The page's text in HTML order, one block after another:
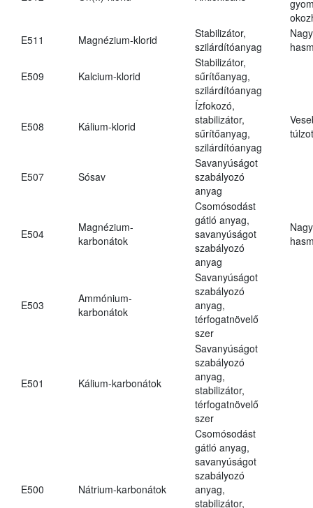
E511
Magnézium-klorid
Stabilizátor,
szilárdítóanyag
E509 Kalcium-klorid
Stabilizátor,
sűrítőanyag,
szilárdítóanyag
E508 Kálium-klorid
Ízfokozó,
stabilizátor,
sűrítőanyag,
szilárdítóanyag
E507 Sósav
Savanyúságot
szabályozó
anyag
E504
Magnézium-
karbonátok
Csomósodást
gátló anyag,
savanyúságot
szabályozó
anyag
E503
Ammónium-
karbonátok
Savanyúságot
szabályozó
anyag,
térfogatnövelő
szer
E501 Kálium-karbonátok
Savanyúságot
szabályozó
anyag,
stabilizátor,
térfogatnövelő
szer
E500 Nátrium-karbonátok
Csomósodást
gátló anyag,
savanyúságot
szabályozó
anyag,
stabilizátor,